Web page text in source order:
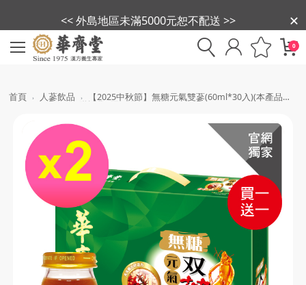
<< 外島地區未滿5000元恕不配送 >>
0
首頁 人蔘飲品
附提袋) 買一送一